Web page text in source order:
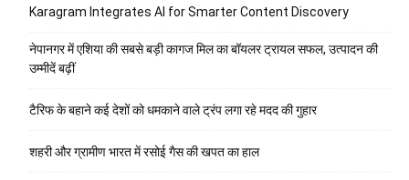
Karagram Integrates AI for Smarter Content Discovery
नेपानगर में एशिया की सबसे बड़ी कागज मिल का बॉयलर ट्रायल सफल, उत्पादन की
उम्मीदें बढ़ीं
टैरिफ के बहाने कई देशों को धमकाने वाले ट्रंप लगा रहे मदद की गुहार
शहरी और ग्रामीण भारत में रसोई गैस की खपत का हाल